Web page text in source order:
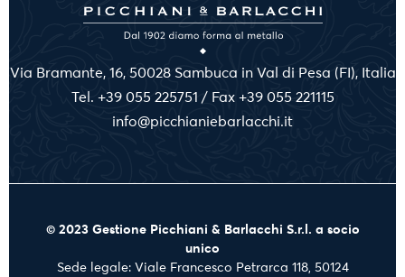
Via Bramante, 16, 50028 Sambuca in Val di Pesa (FI), Italia
Tel. +39 055 225751 / Fax +39 055 221115
info@picchianiebarlacchi.it
© 2023 Gestione Picchiani & Barlacchi S.r.l. a socio
unico
Sede legale: Viale Francesco Petrarca 118, 50124